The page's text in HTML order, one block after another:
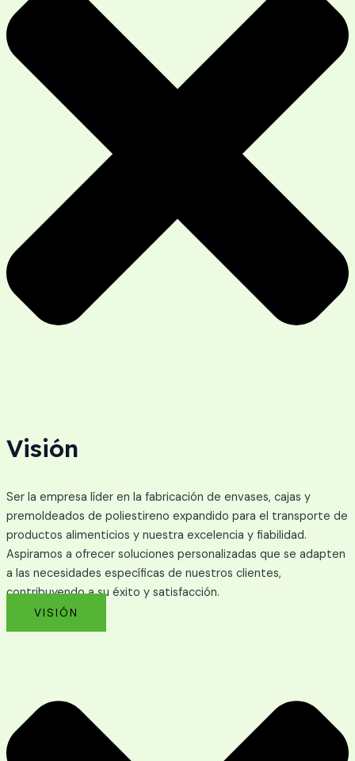
Visión
Ser la empresa líder en la fabricación de envases, cajas y
premoldeados de poliestireno expandido para el transporte de
productos alimenticios y nuestra excelencia y fiabilidad.
Aspiramos a ofrecer soluciones personalizadas que se adapten
a las necesidades específicas de nuestros clientes,
contribuyendo a su éxito y satisfacción.
VISIÓN